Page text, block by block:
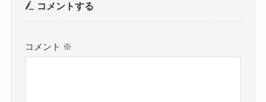
コメントする
コメント ※